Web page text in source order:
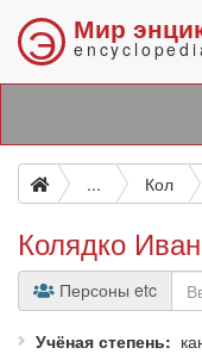
Э Мир
... Кол
Колядко
Персоны etc
Учёная степень